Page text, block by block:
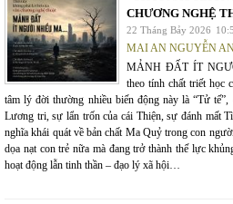
CHƯƠNG NGHỆ
22 Tháng Bảy 2026
MAI AN NGUYỄN
MẢNH ĐẤT ÍT
theo tính chất triết học
tâm lý đời thường nhiều biến động này là “Tử
Lương tri, sự lẩn trốn của cái Thiện, sự đánh mất
nghĩa khái quát về bản chất Ma Quỷ trong con
dọa nạt con trẻ nữa mà đang trở thành thế lực
hoạt động lẫn tinh thần – đạo lý xã hội…